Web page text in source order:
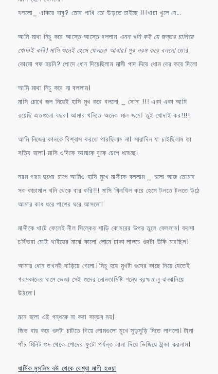
বললো_ একিরে বাবু? তোর পাখি তো উড়তে চাইছে !!!খাচা খুলে দে…
আমি মাথা নিচু করে আস্তে আস্তে বললাম এমন খনি কই যে জন্তর চালিয়ে
খোদাই করি। মাসি শুনেই হেসে ফেললো আবার। সুর নরম করে বললোতোর
কোনো গফ হয়নি? পোদে ধোন দিয়েছিলাম মাসী পাদ দিয়ে ধোন বের করে দিলো
আমি মাথা নিচু করে না বললাম।
মাসি চোখে জল নিয়েই হাসি মুখ করে বললো _ সোনা !!! একা একা আমি
রয়েছি এতগুলো বছর। আমার খনিতে অনেক মাল জমে। তুই খোদাই কর!!!!
আমি নিজের কানকে বিশ্বাস করতে পারছিলাম না। সারাদিন যা চাইছিলাম তা
সত্যি হলো। মাসি ওদিকে আমাকে বুকে চেপে ধরেছে।
নরম গরম দুধের চাপে আমিও হাসি মুখে মাসীকে বললাম _ চলো আজ তোমার
সব কাচামাল খনি থেকে বার করি!!! মাসি খিলখিল করে হেসে টলতে টলতে উঠে
আমার কাধ ধরে পাশের ঘরে আসলো।
মাসীকে খাটে ফেলেই নীল সিল্কের শাড়ি কোমরের উপর তুলে ফেললাম। ফরসা
চর্বিভরা মোটা থাইয়ের মাঝে কালো লোমে ঢাকা লালচে গুদটা উকি মারছিল।
আমার ধোন তখনই দাড়িয়ে গেলো। নিচু হয়ে মুখটা গুদের কাছে নিয়ে যেতেই
গরমকালের ঘামে ভেজা সেই গুদের নোনতামিষ্টি গন্ধে ব্রহ্মতালু ঝনঝনিয়ে
উঠলো।
মনে হলো এই গন্ধকে না করা সম্ভব নয়।
জিভ বার করে গুদটা চাটতে গিয়ে লোমগুলো মুখে সুড়সুড়ি দিতে লাগলো। টানা
পাঁচ মিনিট গুদ থেকে পোদের ফুটো পর্যন্ত লালা দিয়ে ভিজিয়ে ঠান্ডা করলাম।
ধার্মিক মুসলিম বউ থেকে বেশ্যা মাগী হওয়া